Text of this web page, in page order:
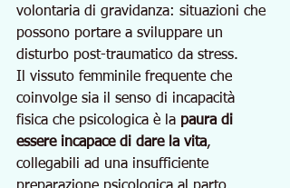
volontaria di gravidanza: situazioni che
possono portare a sviluppare un
disturbo post-traumatico da stress.
Il vissuto femminile frequente che
coinvolge sia il senso di incapacità
fisica che psicologica è la paura di
essere incapace di dare la vita,
collegabili ad una insufficiente